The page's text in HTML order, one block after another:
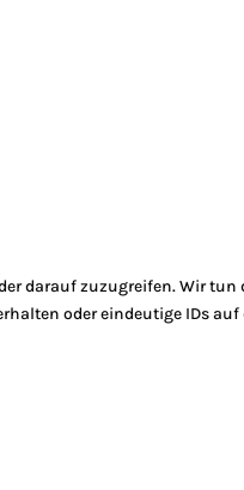
darauf zuzugreifen. Wir
oder eindeutige IDs